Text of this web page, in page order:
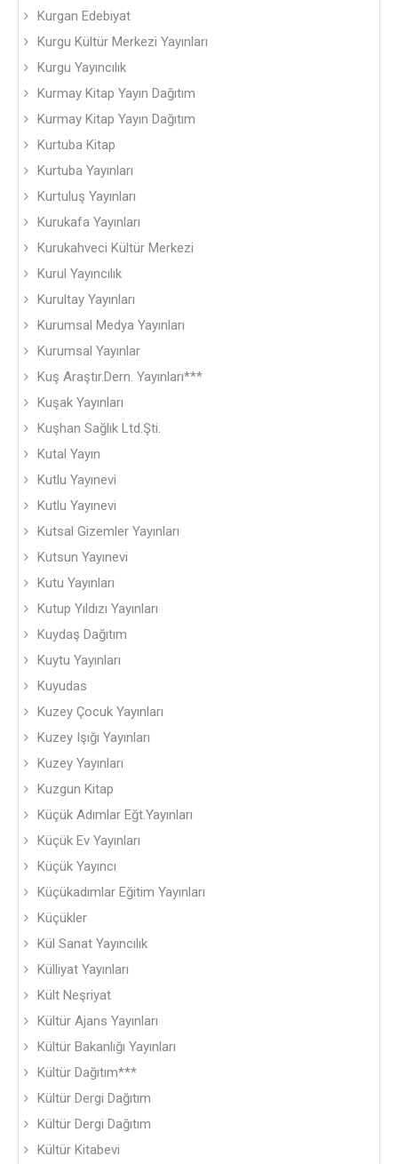
Kurgan Edebiyat
Kurgu Kültür Merkezi Yayınları
Kurgu Yayıncılık
Kurmay Kitap Yayın Dağıtım
Kurmay Kitap Yayın Dağıtım
Kurtuba Kitap
Kurtuba Yayınları
Kurtuluş Yayınları
Kurukafa Yayınları
Kurukahveci Kültür Merkezi
Kurul Yayıncılık
Kurultay Yayınları
Kurumsal Medya Yayınları
Kurumsal Yayınlar
Kuş Araştır.Dern. Yayınları***
Kuşak Yayınları
Kuşhan Sağlık Ltd.Şti.
Kutal Yayın
Kutlu Yayınevi
Kutlu Yayınevi
Kutsal Gizemler Yayınları
Kutsun Yayınevi
Kutu Yayınları
Kutup Yıldızı Yayınları
Kuydaş Dağıtım
Kuytu Yayınları
Kuyudas
Kuzey Çocuk Yayınları
Kuzey Işığı Yayınları
Kuzey Yayınları
Kuzgun Kitap
Küçük Adımlar Eğt.Yayınları
Küçük Ev Yayınları
Küçük Yayıncı
Küçükadımlar Eğitim Yayınları
Küçükler
Kül Sanat Yayıncılık
Külliyat Yayınları
Kült Neşriyat
Kültür Ajans Yayınları
Kültür Bakanlığı Yayınları
Kültür Dağıtım***
Kültür Dergi Dağıtım
Kültür Dergi Dağıtım
Kültür Kitabevi